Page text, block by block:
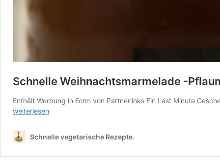
Schnelle Weihnachtsmarmelade -
Enthält Werbung in Form von Partnerlinks Ein Last Minute
weiterlesen
Schnelle vegetarische Rezepte.